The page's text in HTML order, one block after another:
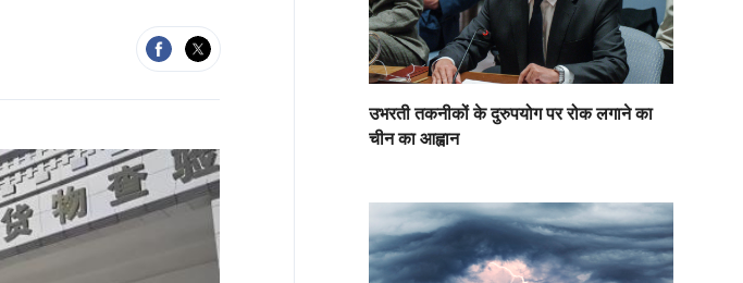
उभरती तकनीकों के दुरुपयोग पर रोक लगाने का
चीन का आह्वान